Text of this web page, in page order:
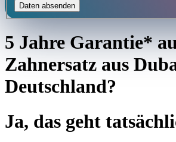
Daten absenden
5 Jahre Garantie*
Zahnersatz aus
Deutschland?
Ja, das geht